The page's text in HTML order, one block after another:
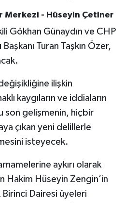
Merkezi - Hüseyin Çetiner
Gökhan Günaydın ve CHP
Turan Taşkın Özer,
ilişkin
kaygıların ve iddiaların
son gelişmenin, hiçbir
çıkan yeni delillerle
isteyecek.
aykırı olarak
Hüseyin Zengin’in
Birinci Dairesi üyeleri